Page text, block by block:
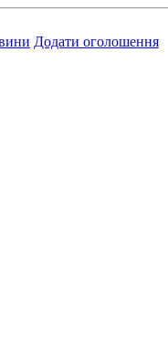
Додати оголошення